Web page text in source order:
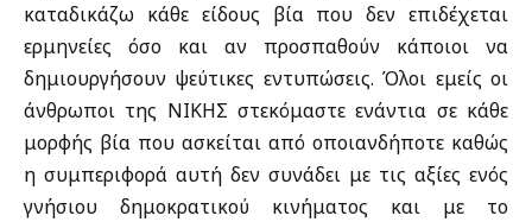
καταδικάζω κάθε είδους βία που δεν επιδέχεται
ερμηνείες όσο και αν προσπαθούν κάποιοι να
δημιουργήσουν ψεύτικες εντυπώσεις. Όλοι εμείς οι
άνθρωποι της ΝΙΚΗΣ στεκόμαστε ενάντια σε κάθε
μορφής βία που ασκείται από οποιανδήποτε καθώς
η συμπεριφορά αυτή δεν συνάδει με τις αξίες ενός
γνήσιου δημοκρατικού κινήματος και με το